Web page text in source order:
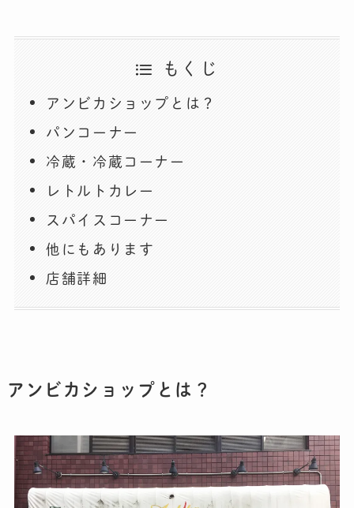
もくじ
アンビカショップとは？
パンコーナー
冷蔵・冷蔵コーナー
レトルトカレー
スパイスコーナー
他にもあります
店舗詳細
アンビカショップとは？